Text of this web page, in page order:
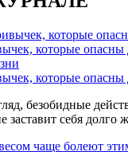
которые опасны
которые опасны
безобидные
заставит себя долго